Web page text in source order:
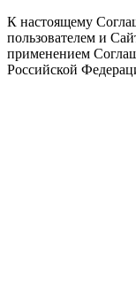
К настоящему
пользователем и
применением
Российской